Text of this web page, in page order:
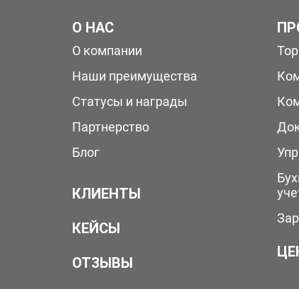
О НАС
О компании
Наши преимущества
Статусы и награды
Партнерство
Блог
КЛИЕНТЫ
КЕЙСЫ
ОТЗЫВЫ